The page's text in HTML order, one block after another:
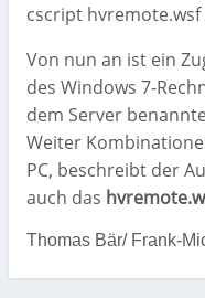
cscript
Von nun an ist ein
des Windows 7-
dem Server
Weiter
PC, beschreibt der
auch das
Thomas Bär/ Frank-